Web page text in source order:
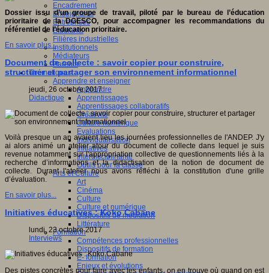
Encadrement
Enseignants
Entreprises
Etudiants
Filières industrielles
Institutionnels
Médiateurs
Parents
Thématiques
Apprendre et enseigner
Apprendre
Apprentissages
Apprentissages collaboratifs
Créativité
Culture numérique
Evaluations
Individualisation
Initiatives
Interdisciplinarité
Outils pour la classe
Arts et Culture
Art
Cinéma
Culture
Culture et numérique
Dispositifs de médiation
Littérature
Formation
Compétences professionnelles
Dispositifs de formation
E- formation
Enjeux et évolutions
Dossier issu d’un groupe de travail, piloté par le bureau de l’éducation
prioritaire de la DGESCO, pour accompagner les recommandations du
référentiel de l’éducation prioritaire.
En savoir plus...
Document de collecte : savoir copier pour construire,
structurer et partager son environnement informationnel
jeudi, 26 octobre 2017
Didactique
Voilà presque un an avaient lieu les journées professionnelles de l'ANDEP. J'y
ai alors animé un atelier atour du document de collecte dans lequel je suis
revenue notamment sur l'appropriation collective de questionnements liés à la
recherche d’informations et la didactisation de la notion de document de
collecte. Durant l'atelier nous avons réfléchi à la constitution d'une grille
d’évaluation.
En savoir plus...
Initiatives éducatives : Koko Cabane
lundi, 23 octobre 2017
Interviews
Des pistes concrètes pour faire avec les enfants, on en trouve où quand on est